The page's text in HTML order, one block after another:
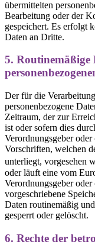
übermittelten
Bearbeitung oder der
gespeichert. Es erfolgt
Daten an Dritte.
5.
Der für die
personenbezogene
Zeitraum, der zur
ist oder sofern dies
Verordnungsgeber oder
Vorschriften, welchen
unterliegt, vorgesehen
oder läuft eine vom
Verordnungsgeber oder
vorgeschriebene
Daten routinemäßig
gesperrt oder gelöscht.
6. Rechte der